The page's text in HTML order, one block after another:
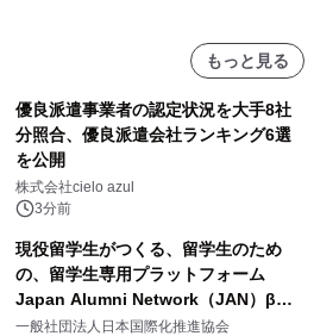
もっと見る
優良派遣事業者の認定状況を大手8社
分照合、優良派遣会社ランキング6選
を公開
株式会社cielo azul
3分前
現役留学生がつくる、留学生のため
の、留学生専用プラットフォーム
Japan Alumni Network（JAN）β版
をリリース
一般社団法人日本国際化推進協会